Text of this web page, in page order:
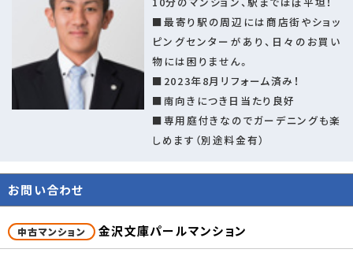
専用庭使用料月:600円
管理コード
情報更新日
2026年08月03日
取引条件の有効
期限
2026年08月17日
■最寄り駅の周辺には商店街やショッ
ピングセンターがあり、日々のお買い
物には困りません。
■2023年8月リフォーム済み！
■南向きにつき日当たり良好
■専用庭付きなのでガーデニングも楽
しめます（別途料金有）
お問い合わせ
中古マンション 金沢文庫パールマンション